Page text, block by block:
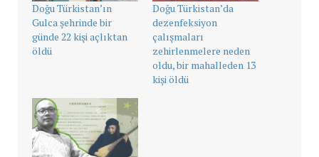
Doğu Türkistan’ın
Gulca şehrinde bir
günde 22 kişi açlıktan
öldü
Doğu Türkistan’da
dezenfeksiyon
çalışmaları
zehirlenmelere neden
oldu, bir mahalleden 13
kişi öldü